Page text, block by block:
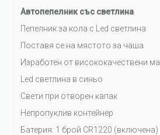
Автопепелник със светлина
Пепелник за кола с Led светлина
Поставя се на мястото за чаша
Изработен от висококачествени
Led светлина в синьо
Свети при отворен капак
Непропуклив контейнер
Батерия: 1 брой CR1220 (включена)